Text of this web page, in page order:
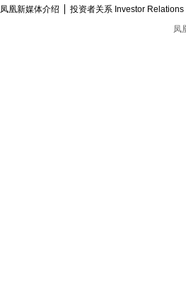
凤凰新媒体介绍 投资者关系 Investor Relations
凤